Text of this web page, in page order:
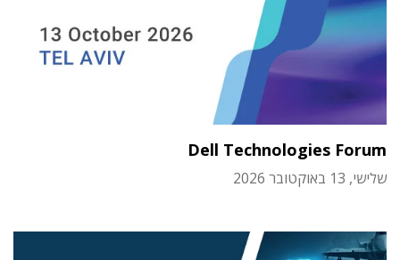
Dell Technologies Forum
שלישי, 13 באוקטובר 2026